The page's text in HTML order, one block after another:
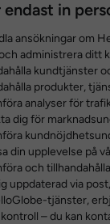
endast in
ansökningar om
administrera ditt
kundtjänster
produkter,
analyser för
dig för
din upplevelse på
och
uppdaterad via
tjänster,
– du kan